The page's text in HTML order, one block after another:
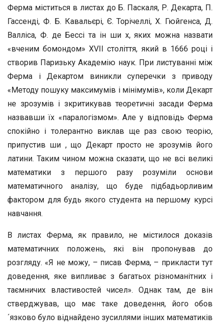
Ферма міститься в листах до Б. Паскаля, Р. Декарта, П.
Гассенді, Ф. Б. Кавальєрі, Є. Торічеллі, Х. Гюйгенса, Д.
Валліса, Ф. де Бессі та ін ши х, яких можна назвати
«вченим бомондом» XVII століття, який в 1666 році і
створив Паризьку Академію наук. При листуванні між
Ферма і Декартом виникли суперечки з приводу
«Методу пошуку максимумів і мінімумів», коли Декарт
не зрозумів і зкритикував теоретичні засади Ферма
назвавши їх «паралогізмом». Але у відповідь Ферма
спокійно і толерантно виклав ще раз свою теорію,
припустив ши , що Декарт просто не зрозумів його
латини. Таким чином можна сказати, що не всі великі
математики з першого разу розуміли основи
математичного аналізу, що буде підбадьорливим
фактором для будь якого студента на першому курсі
навчання.
В листах Ферма, як правило, не містилося доказів
математичних положень, які він пропонував до
розгляду. «Я не можу, – писав Ферма, – прикласти тут
доведення, яке випливає з багатьох різноманітних і
таємничих властивостей чисел». Однак там, де він
стверджував, що має таке доведення, його обов
´язково було віднайдено зусиллями інших математиків